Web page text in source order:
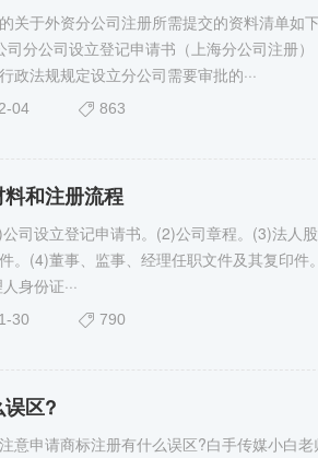
关于外资分公司注册所需提交的资料清单如
分公司设立登记申请书（上海分公司注册）
法规规定设立分公司需要审批的···
04 863
和注册流程
司设立登记申请书。(2)公司章程。(3)法人
。(4)董事、监事、经理任职文件及其复印件
身份证···
30 790
区?
意申请商标注册有什么误区?白手传媒小白老